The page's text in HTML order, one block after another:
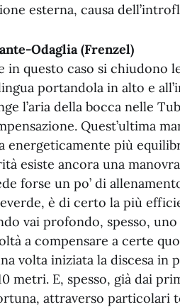
esterna, causa
Odaglia (Frenzel)
in questo caso si chiudono
portandola in alto e
l’aria della bocca nelle
Quest’ultima
energeticamente più
esiste ancora una
forse un po’ di
è di certo la più
vai profondo, spesso,
a compensare a certe
volta iniziata la discesa in
metri. E, spesso, già dai
attraverso particolari